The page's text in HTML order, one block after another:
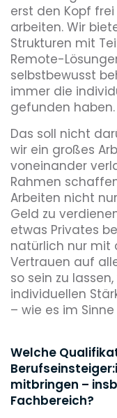
erst den Kopf
arbeiten. Wir
Strukturen mit
Remote-
selbstbewusst
immer die
gefunden haben.
Das soll nicht
wir ein großes
voneinander
Rahmen
Arbeiten nicht
Geld zu
etwas Privates
natürlich nur mit
Vertrauen auf
so sein zu
individuellen
– wie es im
Welche
mitbringen –
Fachbereich?